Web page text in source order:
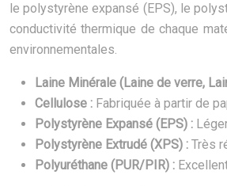
le polystyrène expansé (EPS), le
conductivité thermique de chaque
environnementales.
Laine Minérale (Laine de verre,
Cellulose : Fabriquée à partir de
Polystyrène Expansé (EPS) :
Polystyrène Extrudé (XPS) : Très
Polyuréthane (PUR/PIR) :